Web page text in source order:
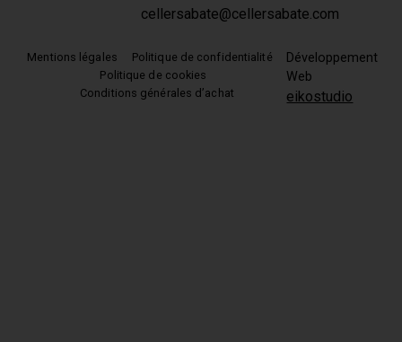
cellersabate@cellersabate.com
Mentions légales
Politique de confidentialité
Politique de cookies
Conditions générales d’achat
Développement
Web
eikostudio